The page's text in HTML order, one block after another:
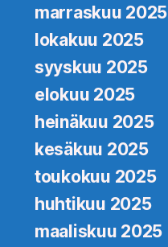
marraskuu 2025
lokakuu 2025
syyskuu 2025
elokuu 2025
heinäkuu 2025
kesäkuu 2025
toukokuu 2025
huhtikuu 2025
maaliskuu 2025